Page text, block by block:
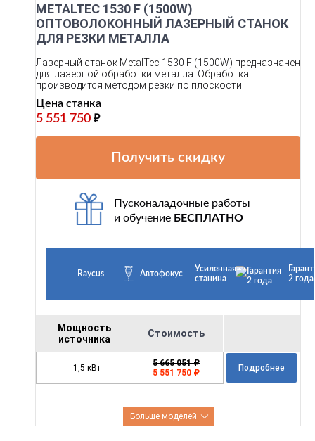
METALTEC 1530 F (1500W)
ОПТОВОЛОКОННЫЙ ЛАЗЕРНЫЙ СТАНОК
ДЛЯ РЕЗКИ МЕТАЛЛА
Лазерный станок MetalTec 1530 F (1500W) предназначен
для лазерной обработки металла. Обработка
производится методом резки по плоскости.
Цена станка
5 551 750 ₽
Получить скидку
Пусконаладочные работы
и обучение БЕСПЛАТНО
Raycus Автофокус
Усиленная
станина
2 года
Мощность
источника
Стоимость
1,5 кВт
5 665 051 ₽
5 551 750 ₽
Подробнее
Больше моделей